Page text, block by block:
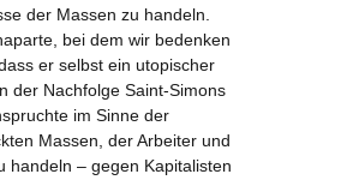
der Massen zu handeln.
bei dem wir bedenken
er selbst ein utopischer
der Nachfolge Saint-Simons
im Sinne der
Massen, der Arbeiter und
handeln – gegen Kapitalisten